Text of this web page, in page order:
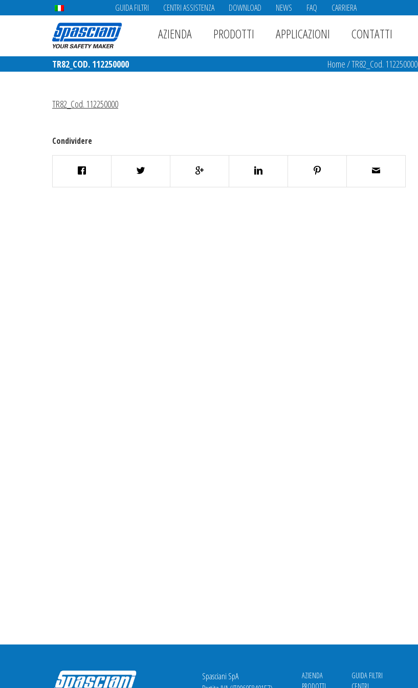
GUIDA FILTRI CENTRI ASSISTENZA DOWNLOAD NEWS FAQ CARRIERA
AZIENDA PRODOTTI APPLICAZIONI CONTATTI
TR82_COD. 112250000 Home/TR82_Cod. 112250000
TR82_Cod. 112250000
Condividere
Spasciani SpA
AZIENDA
GUIDA FILTRI